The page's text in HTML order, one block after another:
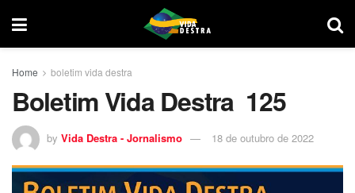
Home boletim vida destra
Boletim Vida Destra 125
by Vida Destra - Jornalismo 18 de outubro de 2022